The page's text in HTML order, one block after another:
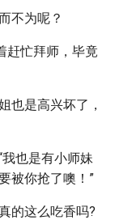
不为呢？
赶忙拜师，毕竟
也是高兴坏了，
也是有小师妹
被你抢了噢！”
的这么吃香吗?